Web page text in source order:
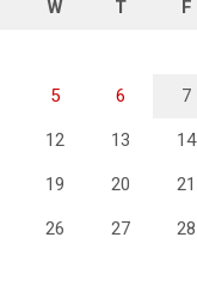
W T F
5 6 7
12 13 14
19 20 21
26 27 28